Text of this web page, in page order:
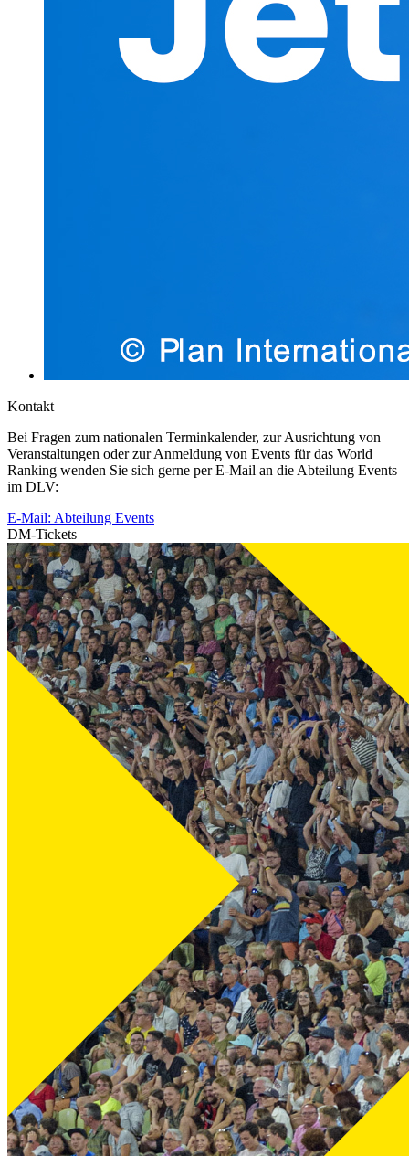
Kontakt
Bei Fragen zum nationalen Terminkalender, zur Ausrichtung von
Veranstaltungen oder zur Anmeldung von Events für das World
Ranking wenden Sie sich gerne per E-Mail an die Abteilung Events
im DLV:
E-Mail: Abteilung Events
DM-Tickets